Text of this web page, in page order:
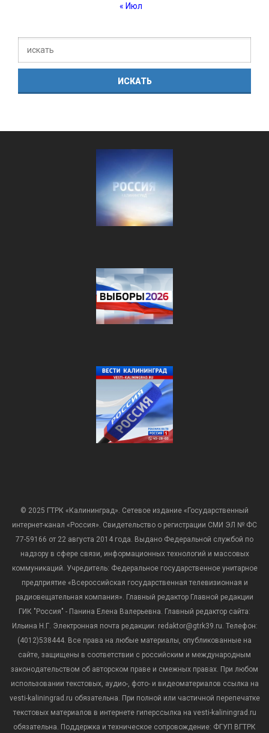
« Июл
© 2025 ГТРК «Калининград». Сетевое издание «Государственный
интернет-канал «Россия». Свидетельство о регистрации СМИ ЭЛ № ФС
77-59166 от 22 августа 2014 года. Выдано Федеральной службой по
надзору в сфере связи, информационных технологий и массовых
коммуникаций. Учредитель: Федеральное государственное унитарное
предприятие «Всероссийская государственная телевизионная и
радиовещательная компания». Главный редактор Главной редакции
ГИК "Россия" - Панина Елена Валерьевна. Главный редактор сайта:
Ильина Н.Г. Электронная почта редакции: redaktor@gtrk39.ru. Телефон:
(4012)538444. Все права на любые материалы, опубликованные на
сайте, защищены в соответствии с российским и международным
законодательством об авторском праве и смежных правах. При любом
использовании текстовых, аудио-, фото- и видеоматериалов ссылка на
vesti-kaliningrad.ru обязательна. При полной или частичной перепечатке
текстовых материалов в интернете гиперссылка на vesti-kaliningrad.ru
обязательна. Поддержка и техническое сопровождение: ФГУП ВГТРК